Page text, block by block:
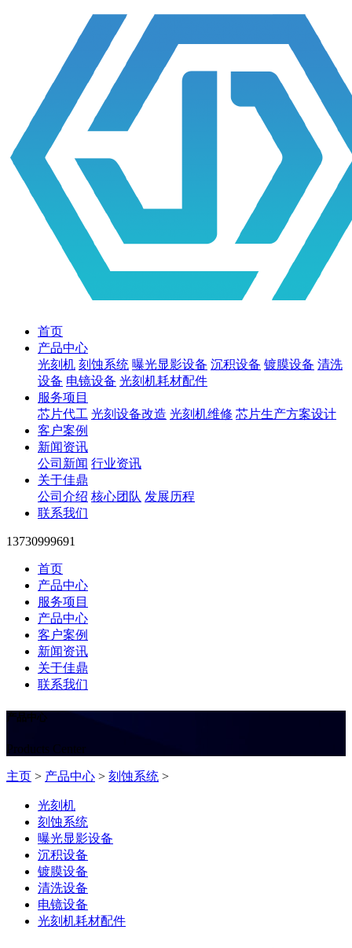
首页
产品中心
光刻机 刻蚀系统 曝光显影设备 沉积设备 镀膜设备 清洗
设备 电镜设备 光刻机耗材配件
服务项目
芯片代工 光刻设备改造 光刻机维修 芯片生产方案设计
客户案例
新闻资讯
公司新闻 行业资讯
关于佳鼎
公司介绍 核心团队 发展历程
联系我们
13730999691
首页
产品中心
服务项目
产品中心
客户案例
新闻资讯
关于佳鼎
联系我们
产品中心
Products Center
主页 > 产品中心 > 刻蚀系统 >
光刻机
刻蚀系统
曝光显影设备
沉积设备
镀膜设备
清洗设备
电镜设备
光刻机耗材配件